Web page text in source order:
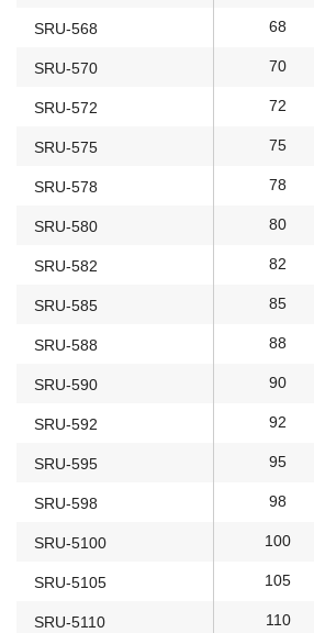
SRU-568 68
SRU-570 70
SRU-572 72
SRU-575 75
SRU-578 78
SRU-580 80
SRU-582 82
SRU-585 85
SRU-588 88
SRU-590 90
SRU-592 92
SRU-595 95
SRU-598 98
SRU-5100 100
SRU-5105 105
SRU-5110 110